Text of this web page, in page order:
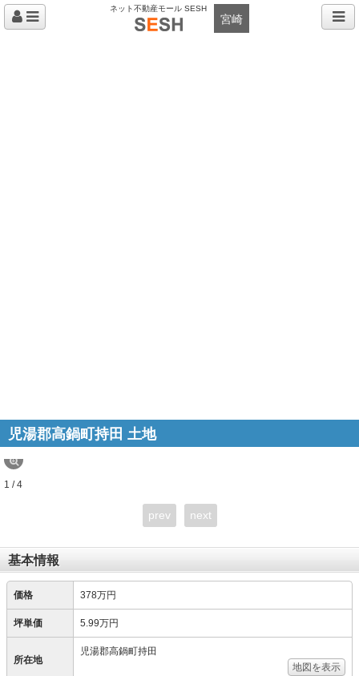
ネット不動産モール SESH
宮崎
児湯郡高鍋町持田 土地
1 / 4
prev next
基本情報
価格 378万円
坪単価 5.99万円
所在地
児湯郡高鍋町持田
地図を表示